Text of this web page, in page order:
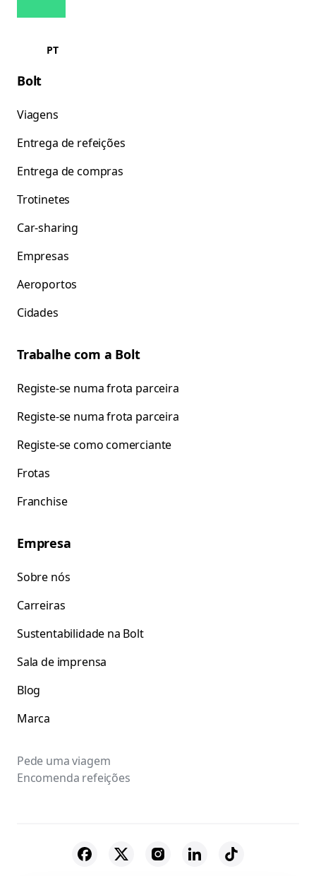
PT
Bolt
Viagens
Entrega de refeições
Entrega de compras
Trotinetes
Car-sharing
Empresas
Aeroportos
Cidades
Trabalhe com a Bolt
Registe-se numa frota parceira
Registe-se numa frota parceira
Registe-se como comerciante
Frotas
Franchise
Empresa
Sobre nós
Carreiras
Sustentabilidade na Bolt
Sala de imprensa
Blog
Marca
Pede uma viagem
Encomenda refeições